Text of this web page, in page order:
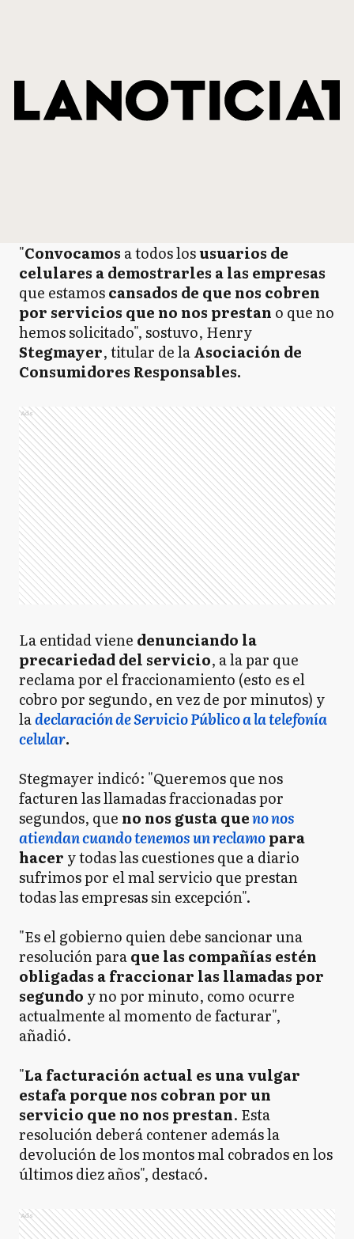
"Convocamos a todos losusuarios de
celulares a demostrarles a las empresas
que estamoscansados de que nos cobren
por servicios que no nos prestan o que no
hemos solicitado", sostuvo, Henry
Stegmayer, titular de laAsociación de
Consumidores Responsables.
Ads
La entidad viene denunciando la
precariedad del servicio, a la par que
reclama por el fraccionamiento (esto es el
cobro por segundo, en vez de por minutos) y
ladeclaración de Servicio Público a la telefonía
celular.
Stegmayer indicó: "Queremos que nos
facturen las llamadas fraccionadas por
segundos, que no nos gusta queno nos
atiendan cuando tenemos un reclamopara
hacer y todas las cuestiones que a diario
sufrimos por el mal servicio que prestan
todas las empresas sin excepción".
"Es el gobierno quien debe sancionar una
resolución paraque las compañías estén
obligadas a fraccionar las llamadas por
segundo y no por minuto, como ocurre
actualmente al momento de facturar",
añadió.
"La facturación actual es una vulgar
estafa porque nos cobran por un
servicio que no nos prestan. Esta
resolución deberá contener además la
devolución de los montos mal cobrados en los
últimos diez años", destacó.
Ads